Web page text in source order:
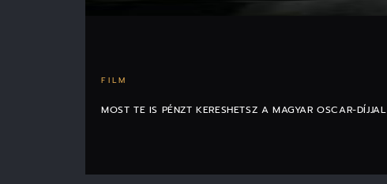
FILM
MOST TE IS PÉNZT KERESHETSZ A MAGYAR OSCAR-DÍJJAL